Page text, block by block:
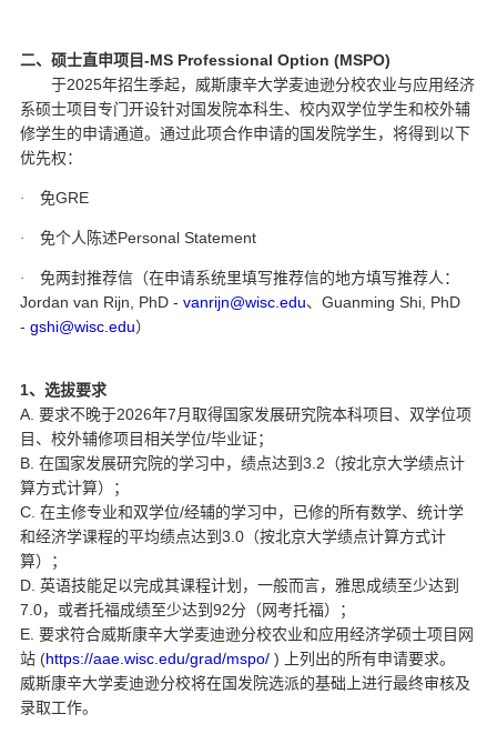
二、硕士直申项目 -MS Professional Option (MSPO)
于2025年招生季起，威斯康辛大学麦迪逊分校农业与应用经济
系硕士项目专门开设针对国发院本科生、校内双学位学生和校外辅
修学生的申请通道。通过此项合作申请的国发院学生，将得到以下
优先权：
· 免GRE
· 免个人陈述Personal Statement
· 免两封推荐信（在申请系统里填写推荐信的地方填写推荐人：
Jordan van Rijn, PhD - vanrijn@wisc.edu、 Guanming Shi, PhD
- gshi@wisc.edu）
1、选拔要求
A. 要求不晚于2026年7 月取得国家发展研究院本科项目、双学位项
目、校外辅修项目相关学位/毕业证；
B. 在国家发展研究院的学习中，绩点达到 3.2 （按北京大学绩点计
算方式计算）；
C. 在主修专业和双学位/经辅的学习中，已修的所有数学、统计学
和经济学课程的平均绩点达到 3.0 （按北京大学绩点计算方式计
算）；
D. 英语技能足以完成其课程计划，一般而言，雅思成绩至少达到
7.0，或者托福成绩至少达到 92分（网考托福）；
E. 要求符合威斯康辛大学麦迪逊分校农业和应用经济学硕士项目网
站 (https://aae.wisc.edu/grad/mspo/ )
上列出的所有申请要求。
威斯康辛大学麦迪逊分校将在国发院选派的基础上进行最终审核及
录取工作。